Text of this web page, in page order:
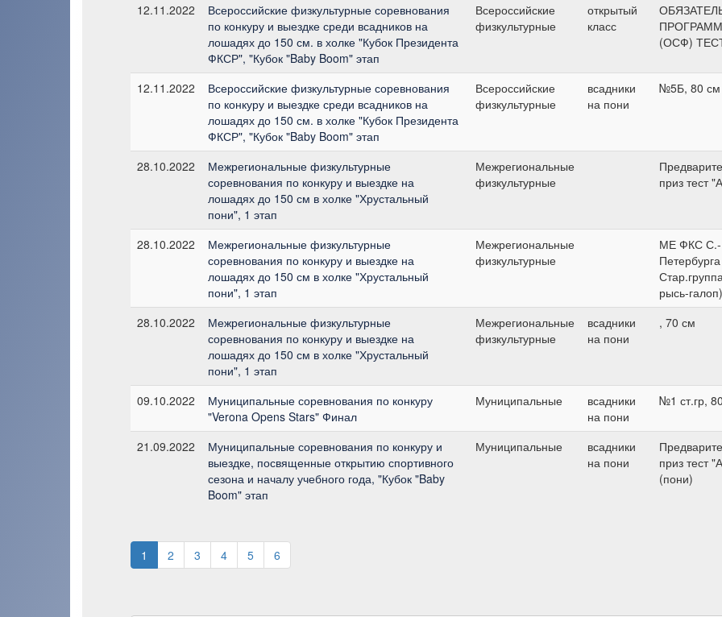
12.11.2022
Всероссийские физкультурные соревнования
по конкуру и выездке среди всадников на
лошадях до 150 см. в холке "Кубок Президента
ФКСР", "Кубок "Baby Boom" этап
Всероссийские
физкультурные
открытый
класс
(ОСФ)
12.11.2022
Всероссийские физкультурные соревнования
по конкуру и выездке среди всадников на
лошадях до 150 см. в холке "Кубок Президента
ФКСР", "Кубок "Baby Boom" этап
Всероссийские
физкультурные
всадники
на пони
№5Б, 80 см
28.10.2022
Межрегиональные физкультурные
соревнования по конкуру и выездке на
лошадях до 150 см в холке "Хрустальный
пони", 1 этап
Межрегиональные
физкультурные
приз тест
28.10.2022
Межрегиональные физкультурные
соревнования по конкуру и выездке на
лошадях до 150 см в холке "Хрустальный
пони", 1 этап
Межрегиональные
физкультурные
МЕ ФКС С.-
рысь-галоп)
28.10.2022
Межрегиональные физкультурные
соревнования по конкуру и выездке на
лошадях до 150 см в холке "Хрустальный
пони", 1 этап
Межрегиональные
физкультурные
всадники
на пони
, 70 см
09.10.2022
Муниципальные соревнования по конкуру
"Verona Opens Stars" Финал
Муниципальные
всадники
на пони
№1 ст.гр,
21.09.2022
Муниципальные соревнования по конкуру и
выездке, посвященные открытию спортивного
сезона и началу учебного года, "Кубок "Baby
Boom" этап
Муниципальные
всадники
на пони
приз тест
(пони)
1 2 3 4 5 6